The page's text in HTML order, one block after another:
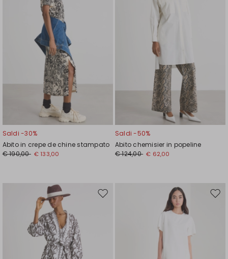
Saldi -30%
Abito in crepe de chine stampato
€ 190,00 € 133,00
Saldi -50%
Abito chemisier in popeline
€ 124,00 € 62,00
Sposta